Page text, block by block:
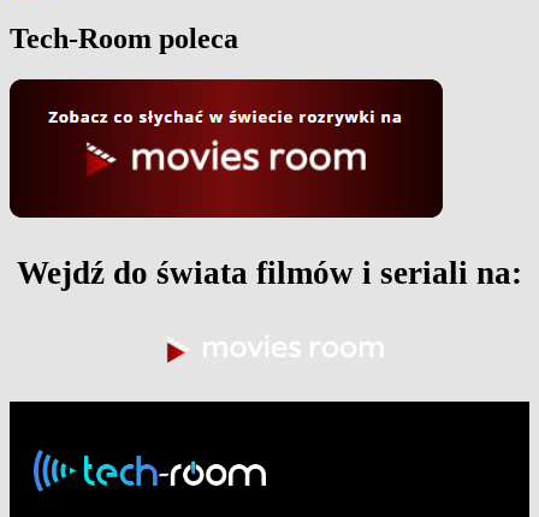
Tech-Room poleca
Wejdź do świata filmów i seriali na: